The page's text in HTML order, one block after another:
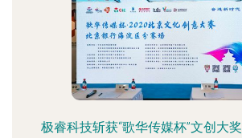
极睿科技斩获“歌华传媒杯”文创大